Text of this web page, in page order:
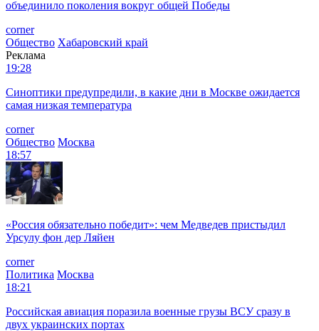
объединило поколения вокруг общей Победы
corner
Общество Хабаровский край
Реклама
19:28
Синоптики предупредили, в какие дни в Москве ожидается
самая низкая температура
corner
Общество Москва
18:57
«Россия обязательно победит»: чем Медведев пристыдил
Урсулу фон дер Ляйен
corner
Политика Москва
18:21
Российская авиация поразила военные грузы ВСУ сразу в
двух украинских портах